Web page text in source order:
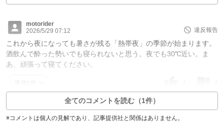
motorider
2026/5/29 07:12
違反報告
これから夜になっても暑さが残る「熱帯夜」の季節が始まります。
酒飲んで酔った勢いでも寝られないと思う。夜でも30℃近い。ま
あ、頑張って寝てください。
全てのコメントを読む（1件）
※コメントは個人の見解であり、記事提供社と関係はありません。